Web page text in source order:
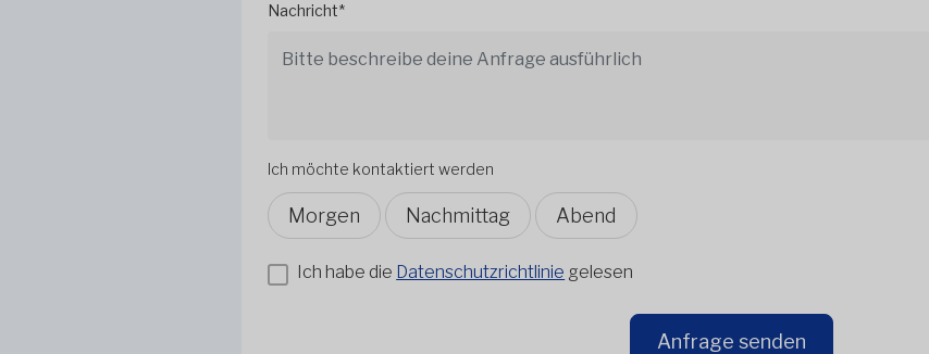
Nachricht*
Ich möchte kontaktiert werden
Morgen Nachmittag Abend
Ich habe die Datenschutzrichtlinie gelesen
Anfrage senden